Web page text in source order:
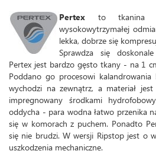
Pertex to tkanina
wysokowytrzymałej
lekka, dobrze się
Sprawdza się
Pertex jest bardzo gęsto tkany - na 1
Poddano go procesowi
wychodzi na zewnątrz, a materiał
impregnowany środkami
oddycha - para wodna łatwo przenika
się w komorach z puchem. Ponadto
się nie brudzi. W wersji Ripstop jest o
uszkodzenia mechaniczne.